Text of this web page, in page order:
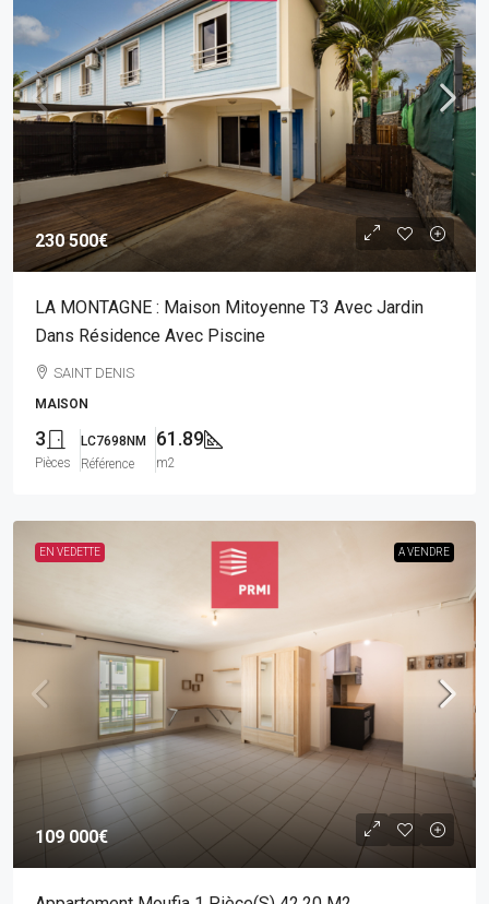
230 500€
LA MONTAGNE : Maison Mitoyenne T3 Avec Jardin
Dans Résidence Avec Piscine
SAINT DENIS
MAISON
3
Pièces
LC7698NM
Référence
61.89
m2
EN VEDETTE A VENDRE
109 000€